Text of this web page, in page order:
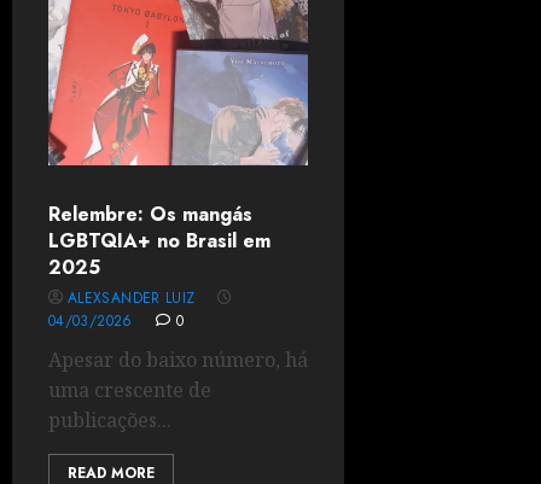
Relembre: Os mangás
LGBTQIA+ no Brasil em
2025
ALEXSANDER LUIZ
04/03/2026
0
Apesar do baixo número, há
uma crescente de
publicações...
READ MORE